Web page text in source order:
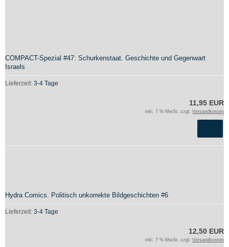
COMPACT-Spezial #47: Schurkenstaat. Geschichte und Gegenwart
Israels
Lieferzeit: 3-4 Tage
11,95 EUR
inkl. 7 % MwSt. zzgl. Versandkosten
Hydra Comics. Politisch unkorrekte Bildgeschichten #6
Lieferzeit: 3-4 Tage
12,50 EUR
inkl. 7 % MwSt. zzgl. Versandkosten